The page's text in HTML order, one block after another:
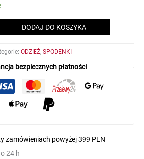
DODAJ DO KOSZYKA
ODZIEŻ, SPODENKI
bezpiecznych płatności
zamówieniach powyżej 399 PLN
24 h